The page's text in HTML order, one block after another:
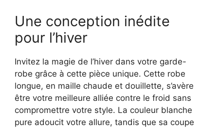
Une conception inédite
pour l’hiver
Invitez la magie de l’hiver dans votre garde-
robe grâce à cette pièce unique. Cette robe
longue, en maille chaude et douillette, s’avère
être votre meilleure alliée contre le froid sans
compromettre votre style. La couleur blanche
pure adoucit votre allure, tandis que sa coupe